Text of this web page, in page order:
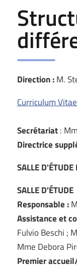
Direction :M.
Curriculum Vitae
Secrétariat:
Directrice
SALLE D'ÉTUDE
SALLE D'ÉTUDE
Responsable :
Assistance et
Fulvio Beschi ;
Mme Debora
Premier